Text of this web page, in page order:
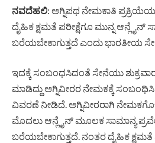
ನವದೆಹಲಿ: ಅಗ್ನಿಪಥ ನೇಮಕಾತಿ
ದೈಹಿಕ ಕ್ಷಮತೆ ಪರೀಕ್ಷೆಗೂ ಮುನ್ನ ಆನ್ಲೈನ್
ಬರೆಯಬೇಕಾಗುತ್ತದೆ ಎಂದು ಭಾರತೀಯ
ಇದಕ್ಕೆ ಸಂಬಂಧಸಿದಂತೆ ಸೇನೆಯು
ಮಾಡಿದ್ದು ಅಗ್ನಿವೀರರ ನೇಮಕಕ್ಕೆ
ವಿವರಣೆ ನೀಡಿದೆ. ಅಗ್ನಿವೀರರಾಗಿ
ಮೊದಲು ಆನ್ಲೈನ್ ಮೂಲಕ ಸಾಮಾನ್ಯ
ಬರೆಯಬೇಕಾಗುತ್ತದೆ. ನಂತರ ದೈಹಿಕ